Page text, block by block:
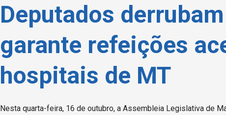
Deputados
garante refeições
hospitais de MT
Nesta quarta-feira, 16 de outubro, a Assembleia Legislativa de